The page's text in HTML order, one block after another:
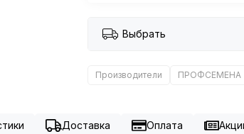
Выбрать
Производители ПРОФСЕМЕНА
Доставка Оплата